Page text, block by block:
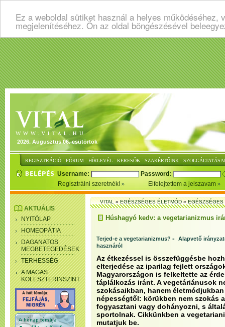
Ez a weboldal sütiket használ a helyes
megjelenítéséhez. Ön az oldal böngészésével
2026. Augusztus 06. csütörtök
REGISZTRÁCIÓ : FÓRUM : HÍRLEVÉL : KERESŐK : SZAKÉRTŐINK :
Username:
Password:
Regisztrálni szeretnék!
Elfelejtettem a jelszavam
AKTUÁLIS
NYITÓLAP
HOMEOPÁTIA
DAGANATOS
MEGBETEGEDÉSEK
TERHESSÉG
A MAGAS
KOLESZTERINSZINT
VITAL»EGÉSZSÉGES ÉLETMÓD»
Húshagyó kedv: a vegetarianizmus
Terjed-e a vegetarianizmus? - Alapvető
hasznáról
Az étkezéssel is összefüggésbe
elterjedése az iparilag fejlett
Magyarországon is felkeltette az
táplálkozás iránt. A vegetáriánusok
szokásaikban, hanem
népességtől: körükben nem szokás
fogyasztani vagy dohányozni, s
sportolnak. Cikkünkben a
mutatjuk be.